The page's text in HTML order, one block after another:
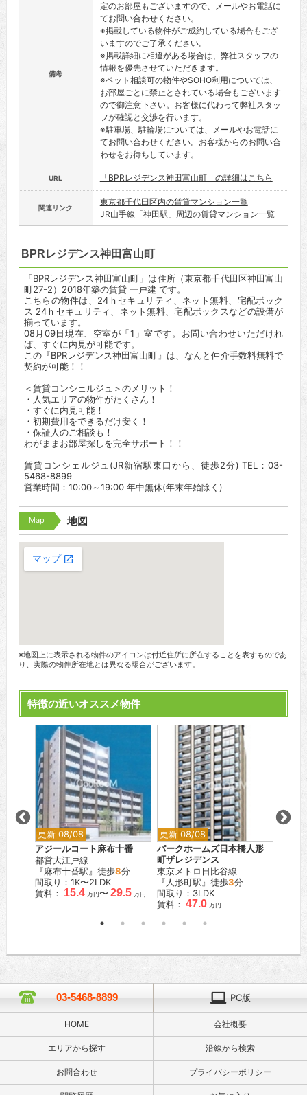
備考
定のお部屋もございますので、メールやお電話に
てお問い合わせください。
※掲載している物件がご成約している場合もござ
いますのでご了承ください。
※掲載詳細に相違がある場合は、弊社スタッフの
情報を優先させていただきます。
※ペット相談可の物件やSOHO利用については、
お部屋ごとに禁止とされている場合もございます
ので御注意下さい。お客様に代わって弊社スタッ
フが確認と交渉を行います。
※駐車場、駐輪場については、メールやお電話に
てお問い合わせください。お客様からのお問い合
わせをお待ちしています。
URL 「BPRレジデンス神田富山町」の詳細はこちら
関連リンク
東京都千代田区内の賃貸マンション一覧
JR山手線「神田駅」周辺の賃貸マンション一覧
BPRレジデンス神田富山町
「BPRレジデンス神田富山町」は住所（東京都千代田区神田富山
町27-2）2018年築の賃貸 一戸建 です。
こちらの物件は、24ｈセキュリティ、ネット無料、宅配ボック
ス 24ｈセキュリティ、ネット無料、宅配ボックスなどの設備が
揃っています。
08月09日現在、空室が「1」室です。お問い合わせいただけれ
ば、すぐに内見が可能です。
この『BPRレジデンス神田富山町』は、なんと仲介手数料無料で
契約が可能！！
＜賃貸コンシェルジュ＞のメリット！
・人気エリアの物件がたくさん！
・すぐに内見可能！
・初期費用をできるだけ安く！
・保証人のご相談も！
わがままお部屋探しを完全サポート！！
賃貸コンシェルジュ(JR新宿駅東口から、徒歩2分) TEL：03-
5468-8899
営業時間：10:00～19:00 年中無休(年末年始除く)
Map 地図
※地図上に表示される物件のアイコンは付近住所に所在することを表すものであ
り、実際の物件所在地とは異なる場合がございます。
特徴の近いオススメ物件
更新 08/08
アジールコート麻布十番
都営大江戸線
『麻布十番駅』徒歩8分
間取り：1K〜2LDK
賃料： 15.4 万円〜 29.5 万円
更新 08/08
パークホームズ日本橋人形
町ザレジデンス
東京メトロ日比谷線
『人形町駅』徒歩3分
間取り：3LDK
賃料： 47.0 万円
更新
03-5468-8899 PC版
HOME 会社概要
エリアから探す 沿線から検索
お問合わせ プライバシーポリシー